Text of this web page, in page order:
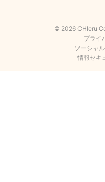
© 2026 CHIeru
プライ
ソーシャ
情報セキ